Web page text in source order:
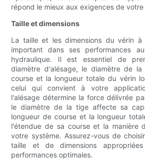
répond le mieux aux exigences de
Taille et dimensions
La taille et les dimensions du vérin
important dans ses performances
hydraulique. Il est essentiel de
diamètre d'alésage, le diamètre de
course et la longueur totale du vérin
celui qui convient à votre
l'alésage détermine la force délivrée
le diamètre de la tige affecte sa
longueur de course et la longueur
l'étendue de sa course et la manière
votre système. Assurez-vous de
taille et de dimensions
performances optimales.